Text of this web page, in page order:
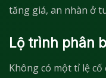
tăng giá, an nhàn ở
Lộ trình phân
Không có một tỉ lệ